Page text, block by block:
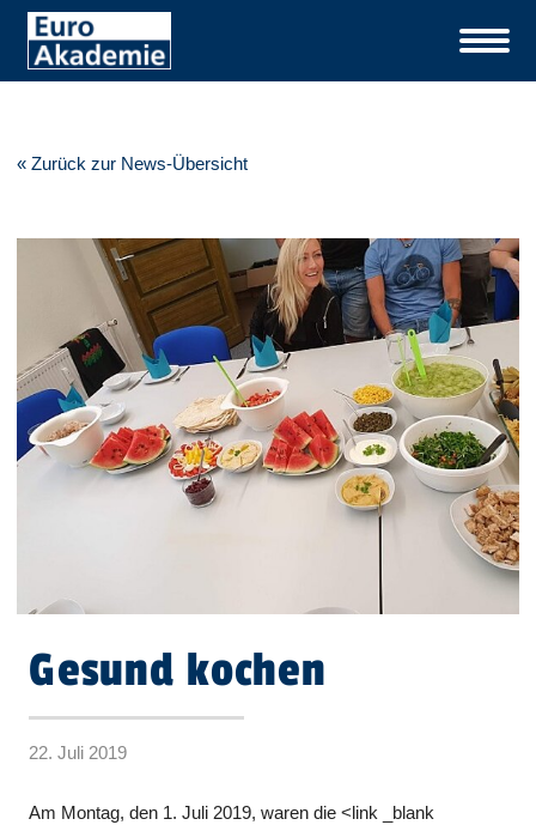
« Zurück zur News-Übersicht
Gesund kochen
22. Juli 2019
Am Montag, den 1. Juli 2019, waren die <link _blank